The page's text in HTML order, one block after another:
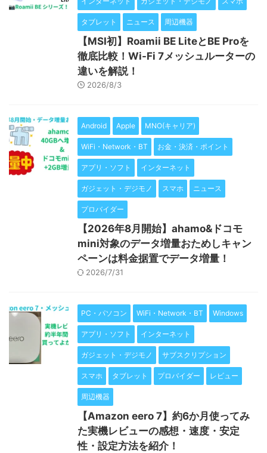
タブレット ニュース 周辺機器
【MSI初】Roamii BE LiteとBE Proを
徹底比較！Wi-Fi 7メッシュルーターの
違いを解説！
2026/8/3
Android Apple MNO(キャリア)
WiFi・Network・BT お金・決済・ポイント
アプリ・ソフト インターネット
ガジェット・デジモノ スマホ ニュース
プロバイダー
【2026年8月開始】ahamo&ドコモ
mini対象のデータ増量おためしキャン
ペーンは料金据置でデータ増量！
2026/7/31
PC・パソコン WiFi・Network・BT Windows
アプリ・ソフト インターネット
ガジェット・デジモノ サブスクリプション
スマホ タブレット プロバイダー レビュー
周辺機器
【Amazon eero 7】約6か月使ってみ
た実機レビューの感想・速度・安定
性・設定方法を紹介！